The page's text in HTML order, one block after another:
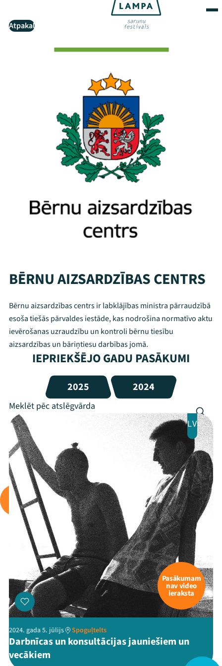
Atpakaļ
BĒRNU AIZSARDZĪBAS CENTRS
Bērnu aizsardzības centrs ir labklājības ministra pārraudzībā
esoša tiešās pārvaldes iestāde, kas nodrošina normatīvo aktu
ievērošanas uzraudzību un kontroli bērnu tiesību
aizsardzības un bāriņtiesu darbības jomā.
IEPRIEKŠĒJO GADU PASĀKUMI
2025 2024
LV
Pasākumam
nav video
ieraksta
2024. gada 5. jūlijs Spoguļtelts
Darbnīcas un konsultācijas jauniešiem un
vecākiem